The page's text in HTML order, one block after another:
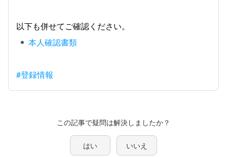
以下も併せてご確認ください。
本人確認書類
#登録情報
この記事で疑問は解決しましたか？
はい いいえ